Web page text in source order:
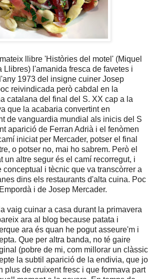
llibre 'Històries del motel' (Miquel
Llibres) l'amanida fresca de favetes i
1973 del insigne cuiner Josep
reivindicada però cabdal en la
catalana del final del S. XX cap a la
que la acabaria convertint en
de vanguardia mundial als inicis del S
aparició de Ferran Adrià i el fenòmen
iniciat per Mercader, potser el final
o potser no, mai ho sabrem. Però el
un altre segur és el camí recorregut, i
conceptual i tècnic que va transcòrrer a
dins els restaurants d'alta cuina. Poc
i de Josep Mercader.
vaig cuinar a casa durant la primavera
ara al blog because patata i
ara és quan he pogut asseure'm i
Que per altra banda, no té gaire
(pobre de mi, com millorar un clàssic
la subtil aparició de la endivia, que jo
plus de cruixent fresc i que formava part